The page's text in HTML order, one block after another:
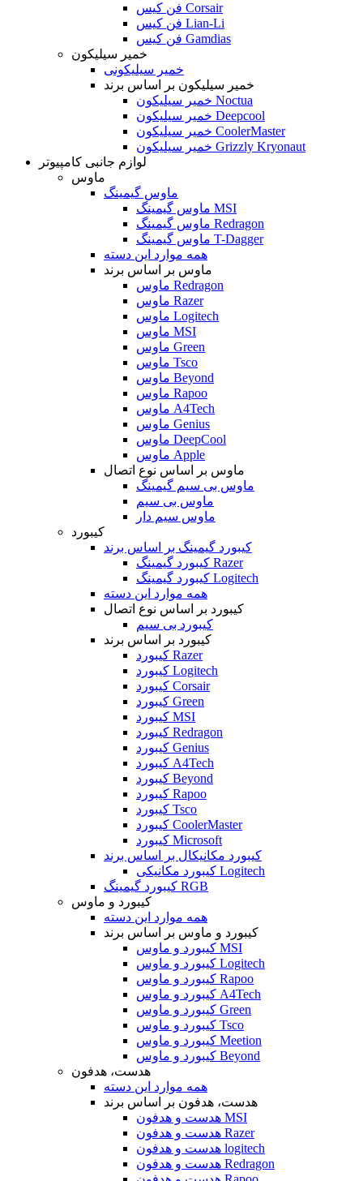
فن کیس Corsair
فن کیس Lian-Li
فن کیس Gamdias
خمیر سیلیکون
خمیر سیلیکونی
خمیر سیلیکون بر اساس برند
خمیر سیلیکون Noctua
خمیر سیلیکون Deepcool
خمیر سیلیکون CoolerMaster
خمیر سیلیکون Grizzly Kryonaut
لوازم جانبی کامپیوتر
ماوس
ماوس گیمینگ
ماوس گیمینگ MSI
ماوس گیمینگ Redragon
ماوس گیمینگ T-Dagger
همه موارد این دسته
ماوس بر اساس برند
ماوس Redragon
ماوس Razer
ماوس Logitech
ماوس MSI
ماوس Green
ماوس Tsco
ماوس Beyond
ماوس Rapoo
ماوس A4Tech
ماوس Genius
ماوس DeepCool
ماوس Apple
ماوس بر اساس نوع اتصال
ماوس بی سیم گیمینگ
ماوس بی سیم
ماوس سیم دار
کیبورد
کیبورد گیمینگ بر اساس برند
کیبورد گیمینگ Razer
کیبورد گیمینگ Logitech
همه موارد این دسته
کیبورد بر اساس نوع اتصال
کیبورد بی سیم
کیبورد بر اساس برند
کیبورد Razer
کیبورد Logitech
کیبورد Corsair
کیبورد Green
کیبورد MSI
کیبورد Redragon
کیبورد Genius
کیبورد A4Tech
کیبورد Beyond
کیبورد Rapoo
کیبورد Tsco
کیبورد CoolerMaster
کیبورد Microsoft
کیبورد مکانیکال بر اساس برند
کیبورد مکانیکی Logitech
کیبورد گیمینگ RGB
کیبورد و ماوس
همه موارد این دسته
کیبورد و ماوس بر اساس برند
کیبورد و ماوس MSI
کیبورد و ماوس Logitech
کیبورد و ماوس Rapoo
کیبورد و ماوس A4Tech
کیبورد و ماوس Green
کیبورد و ماوس Tsco
کیبورد و ماوس Meetion
کیبورد و ماوس Beyond
هدست، هدفون
همه موارد این دسته
هدست، هدفون بر اساس برند
هدست و هدفون MSI
هدست و هدفون Razer
هدست و هدفون logitech
هدست و هدفون Redragon